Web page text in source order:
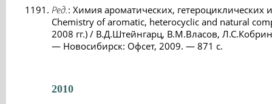
Ред.: Химия ароматических,
Chemistry of aromatic, heterocyclic and natural
2008 гг.) / В.Д.Штейнгарц, В.М.Власов,
— Новосибирск: Офсет, 2009. — 871 c.
2010